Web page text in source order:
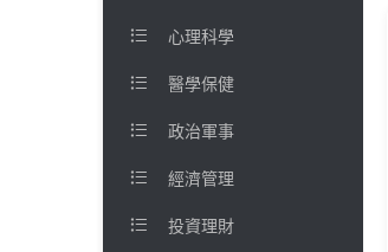
 心理科學
 醫學保健
 政治軍事
 經濟管理
 投資理財